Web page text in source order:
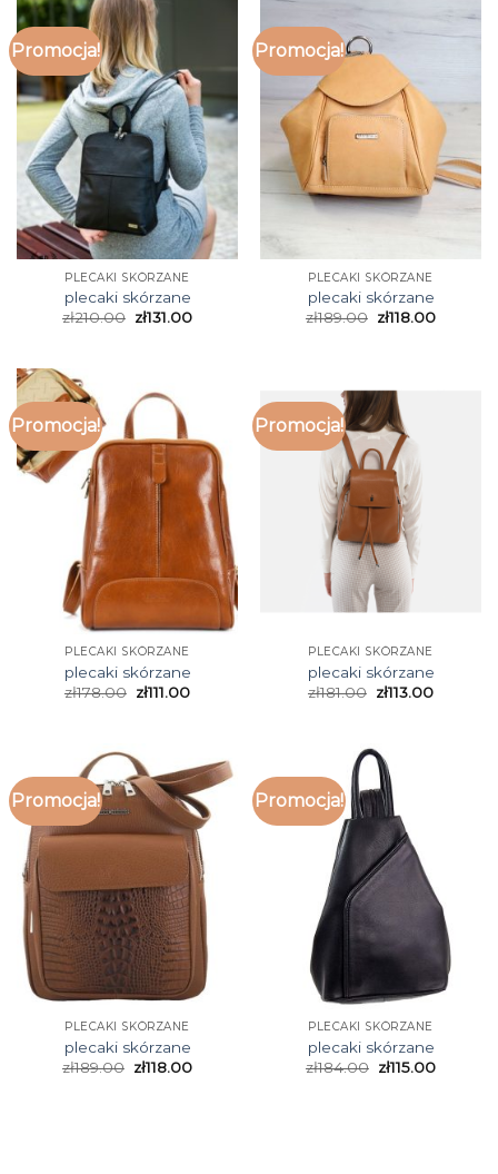
Promocja!
PLECAKI SKÓRZANE
plecaki skórzane
zł210.00 zł131.00
Promocja!
PLECAKI SKÓRZANE
plecaki skórzane
zł189.00 zł118.00
Promocja!
PLECAKI SKÓRZANE
plecaki skórzane
zł178.00 zł111.00
Promocja!
PLECAKI SKÓRZANE
plecaki skórzane
zł181.00 zł113.00
Promocja!
PLECAKI SKÓRZANE
plecaki skórzane
zł189.00 zł118.00
Promocja!
PLECAKI SKÓRZANE
plecaki skórzane
zł184.00 zł115.00